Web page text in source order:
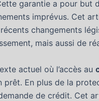
garantie a pour but
imprévus. Cet
changements
mais aussi de
actuel où l’accès au
prêt. En plus de la
de crédit. Cet